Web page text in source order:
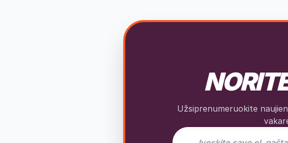
Užsiprenumeruokite
El. pašto adresas